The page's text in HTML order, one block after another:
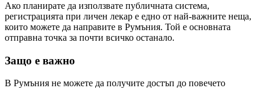
Ако планирате да използвате публичната система,
регистрацията при личен лекар е едно от най-важните неща,
които можете да направите в Румъния. Той е основната
отправна точка за почти всичко останало.
Защо е важно
В Румъния не можете да получите достъп до повечето